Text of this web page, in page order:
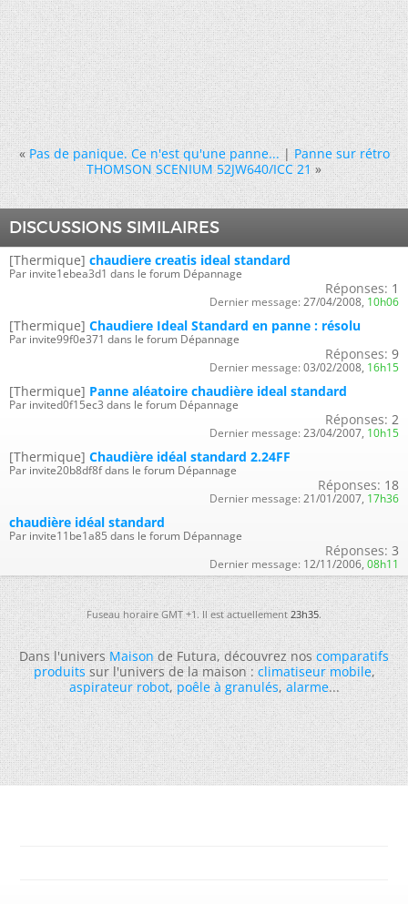
« Pas de panique. Ce n'est qu'une panne...|Panne sur rétro
THOMSON SCENIUM 52JW640/ICC 21 »
DISCUSSIONS SIMILAIRES
[Thermique] chaudiere creatis ideal standard
Par invite1ebea3d1 dans le forum Dépannage
Réponses: 1
Dernier message: 27/04/2008, 10h06
[Thermique] Chaudiere Ideal Standard en panne : résolu
Par invite99f0e371 dans le forum Dépannage
Réponses: 9
Dernier message: 03/02/2008, 16h15
[Thermique] Panne aléatoire chaudière ideal standard
Par invited0f15ec3 dans le forum Dépannage
Réponses: 2
Dernier message: 23/04/2007, 10h15
[Thermique] Chaudière idéal standard 2.24FF
Par invite20b8df8f dans le forum Dépannage
Réponses: 18
Dernier message: 21/01/2007, 17h36
chaudière idéal standard
Par invite11be1a85 dans le forum Dépannage
Réponses: 3
Dernier message: 12/11/2006, 08h11
Fuseau horaire GMT +1. Il est actuellement23h35.
Dans l'universMaisonde Futura, découvrez noscomparatifs
produitssur l'univers de la maison :climatiseur mobile,
aspirateur robot,poêle à granulés,alarme...